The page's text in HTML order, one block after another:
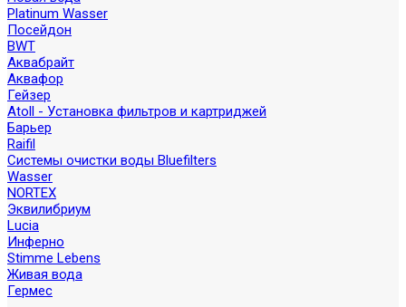
Platinum Wasser
Посейдон
BWT
Аквабрайт
Аквафор
Гейзер
Atoll - Установка фильтров и картриджей
Барьер
Raifil
Системы очистки воды Bluefilters
Wasser
NORTEX
Эквилибриум
Lucia
Инферно
Stimme Lebens
Живая вода
Гермес